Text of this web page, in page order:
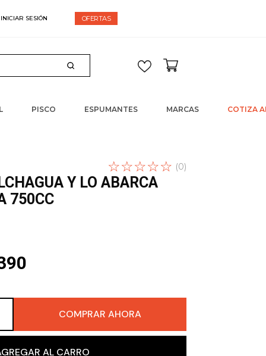
gratis en compras sobre $60.000
OFERTAS
PISCO ESPUMANTES MARCAS COTIZA
☆☆☆☆☆ (0)
Escribe un
comentario
Y LO ABARCA
750CC
COMPRAR AHORA
AL CARRO